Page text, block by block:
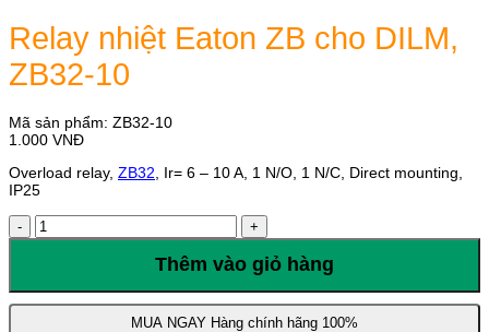
Relay nhiệt Eaton ZB cho DILM,
ZB32-10
Mã sản phẩm: ZB32-10
1.000 VNĐ
Overload relay, ZB32, Ir= 6 – 10 A, 1 N/O, 1 N/C, Direct mounting,
IP25
Relay
nhiệt
cho
DILM,
Thêm vào giỏ hàng
MUA NGAY Hàng chính hãng 100%